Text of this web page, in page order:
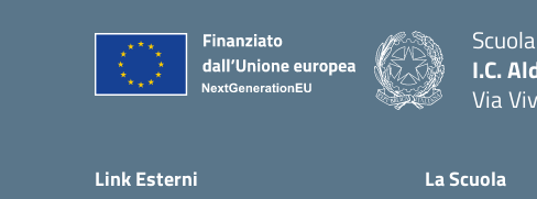
I.C.
Via
Link Esterni La Scuola